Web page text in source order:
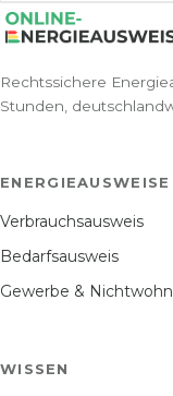
Rechtssichere
Stunden,
ENERGIEAUSWEISE
Verbrauchsausweis
Bedarfsausweis
Gewerbe &
WISSEN